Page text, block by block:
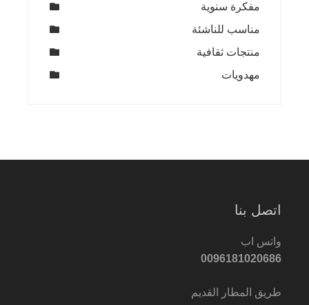
مفكرة سنوية
مناسب للناشئة
منتجات ثقافية
مهدويات
اتصل بنا
واتس اب
0096181020686
طريق المطار القديم